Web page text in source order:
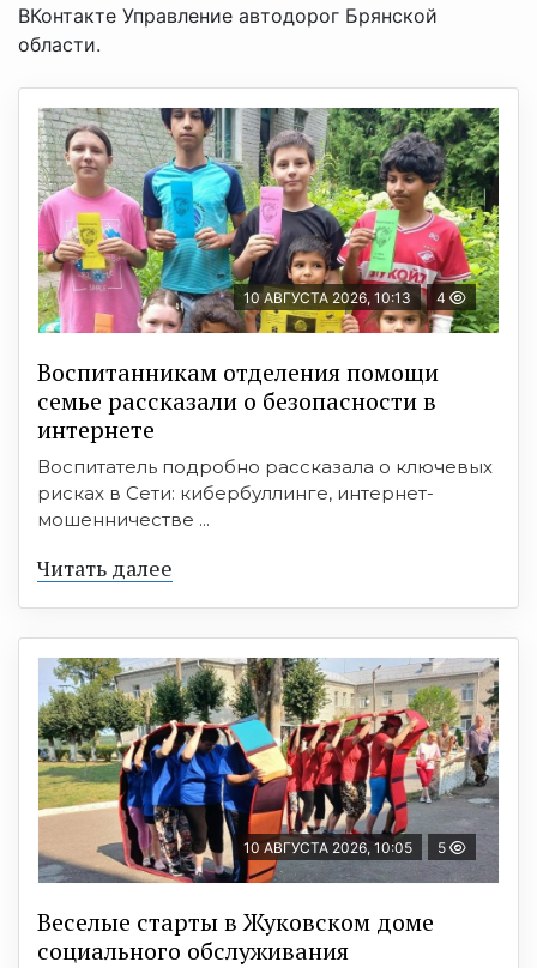
ВКонтакте Управление автодорог Брянской
области.
10 АВГУСТА 2026, 10:13 4
Воспитанникам отделения помощи
семье рассказали о безопасности в
интернете
Воспитатель подробно рассказала о ключевых
рисках в Сети: кибербуллинге, интернет-
мошенничестве ...
Читать далее
10 АВГУСТА 2026, 10:05 5
Веселые старты в Жуковском доме
социального обслуживания